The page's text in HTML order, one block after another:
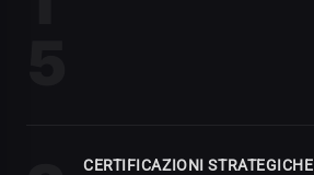
CERTIFICAZIONI STRATEGICHE